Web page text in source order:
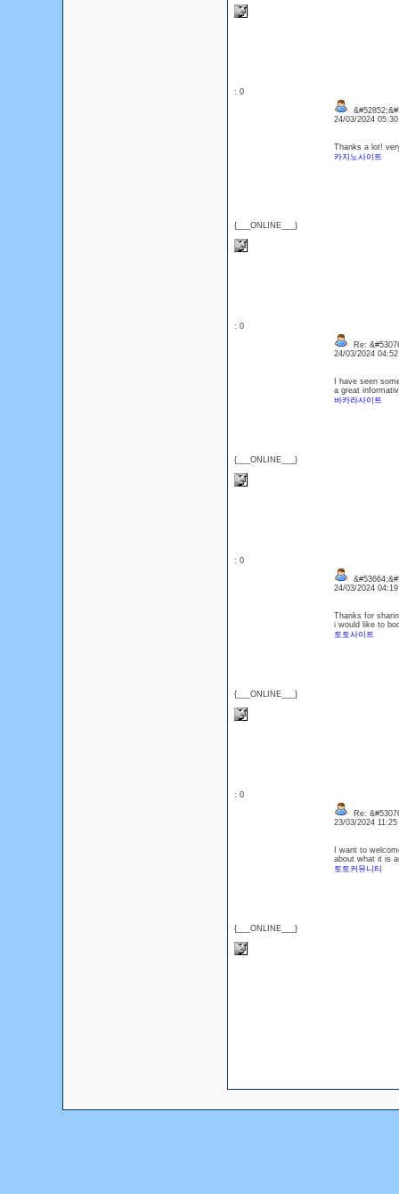
: 0
{___ONLINE___}
24/03/2024
Thanks a lot!
카지노사이트
: 0
{___ONLINE___}
Re:
24/03/2024
I have seen
a great
바카라사이트
: 0
{___ONLINE___}
24/03/2024
Thanks for
i would like to
토토사이트
: 0
{___ONLINE___}
Re:
23/03/2024
I want to
about what it is
토토커뮤니티